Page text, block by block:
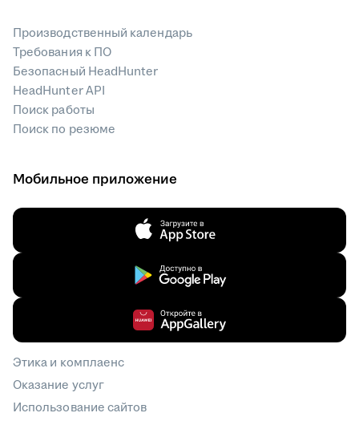
Производственный календарь
Требования к ПО
Безопасный HeadHunter
HeadHunter API
Поиск работы
Поиск по резюме
Мобильное приложение
Этика и комплаенс
Оказание услуг
Использование сайтов